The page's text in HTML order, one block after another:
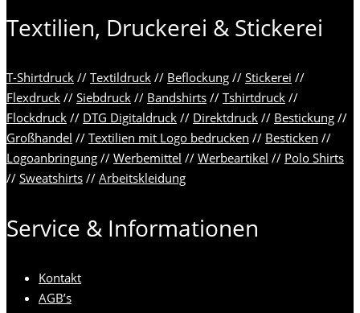
Textilien, Druckerei & Stickerei
T-Shirtdruck // Textildruck // Beflockung // Stickerei //
Flexdruck // Siebdruck // Bandshirts // Tshirtdruck //
Flockdruck // DTG Digitaldruck // Direktdruck // Bestickung //
Großhandel // Textilien mit Logo bedrucken // Besticken //
Logoanbringung // Werbemittel // Werbeartikel // Polo Shirts
// Sweatshirts // Arbeitskleidung
Service & Informationen
Kontakt
AGB’s